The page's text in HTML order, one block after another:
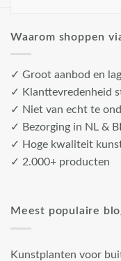
Waarom shoppen
✓ Groot aanbod en
✓ Klanttevredenheid
✓ Niet van echt te
✓ Bezorging in NL &
✓ Hoge kwaliteit
✓ 2.000+ producten
Meest populaire
Kunstplanten voor